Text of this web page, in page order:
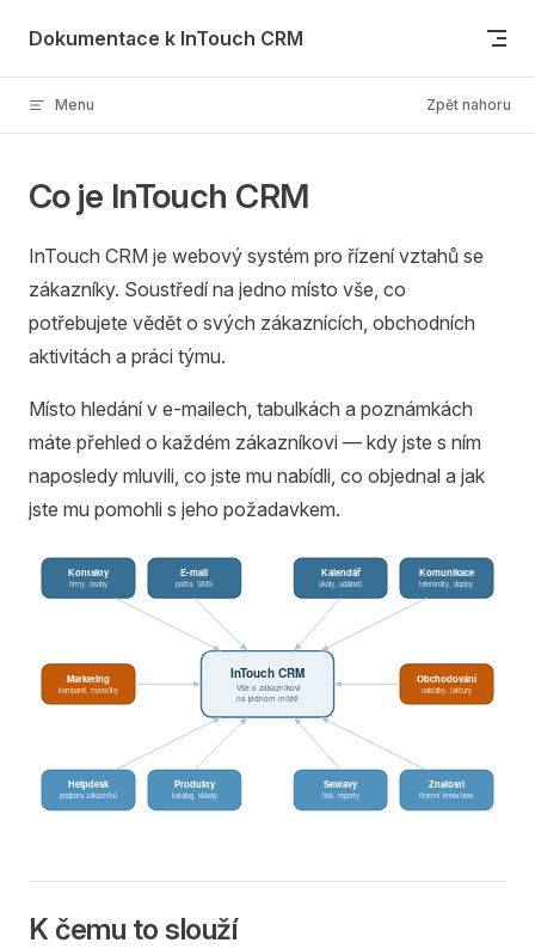
Skip to content
Dokumentace k InTouch CRM
Menu Zpět nahoru
Co je InTouch CRM
InTouch CRM je webový systém pro řízení vztahů se
zákazníky. Soustředí na jedno místo vše, co
potřebujete vědět o svých zákaznících, obchodních
aktivitách a práci týmu.
Místo hledání v e-mailech, tabulkách a poznámkách
máte přehled o každém zákazníkovi — kdy jste s ním
naposledy mluvili, co jste mu nabídli, co objednal a jak
jste mu pomohli s jeho požadavkem.
K čemu to slouží